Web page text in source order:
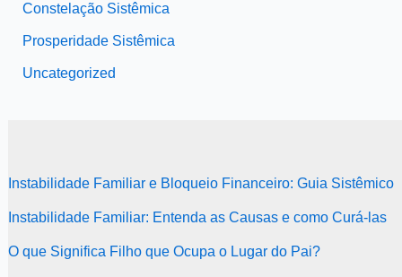
Constelação Sistêmica
Prosperidade Sistêmica
Uncategorized
Instabilidade Familiar e Bloqueio Financeiro: Guia Sistêmico
Instabilidade Familiar: Entenda as Causas e como Curá-las
O que Significa Filho que Ocupa o Lugar do Pai?